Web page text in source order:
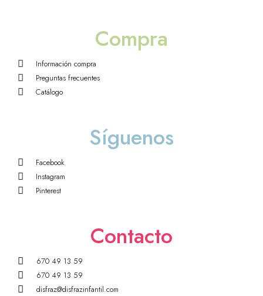
Compra
Información compra
Preguntas frecuentes
Catálogo
Síguenos
Facebook
Instagram
Pinterest
Contacto
670 49 13 59
670 49 13 59
disfraz@disfrazinfantil.com